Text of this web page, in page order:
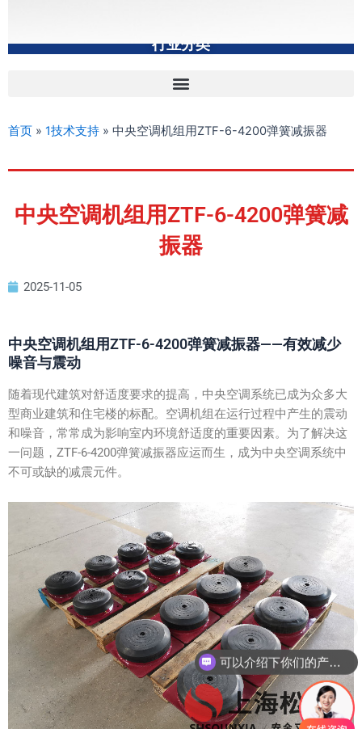
行业分类
首页 » 1技术支持 » 中央空调机组用ZTF-6-4200弹簧减振器
中央空调机组用ZTF-6-4200弹簧减
振器
2025-11-05
中央空调机组用ZTF-6-4200弹簧减振器——有效减少
噪音与震动
随着现代建筑对舒适度要求的提高，中央空调系统已成为众多大
型商业建筑和住宅楼的标配。空调机组在运行过程中产生的震动
和噪音，常常成为影响室内环境舒适度的重要因素。为了解决这
一问题，ZTF-6-4200弹簧减振器应运而生，成为中央空调系统中
不可或缺的减震元件。
可以介绍下你们的产品么？